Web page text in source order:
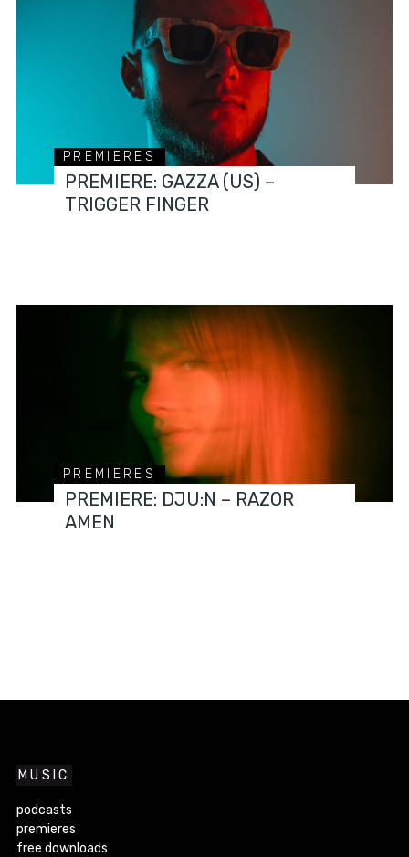
PREMIERES
PREMIERE: GAZZA (US) –
TRIGGER FINGER
PREMIERES
PREMIERE: DJU:N – RAZOR
AMEN
MUSIC
podcasts
premieres
free downloads